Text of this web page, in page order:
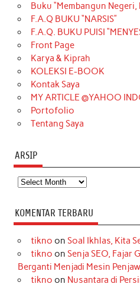
b
o
o
k
a
g
r
a
m
o
k
e
r
e
d
Buku “Membangun
F.A.Q BUKU “NARSIS”
F.A.Q. BUKU PUISI
Front Page
Karya & Kiprah
KOLEKSI E-BOOK
Kontak Saya
MY ARTICLE @YAHOO
Portofolio
Tentang Saya
ARSIP
Arsip
KOMENTAR TERBARU
tikno on Soal Ikhlas, Kita
tikno on Senja SEO, Fajar
Berganti Menjadi Mesin
tikno on Nusantara di